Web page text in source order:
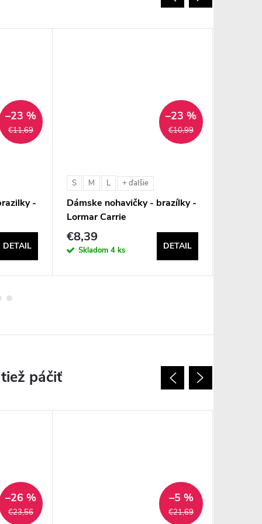
€11,69
–23 %
-
DETAIL
€10,99
–23 %
S M L + ďalšie
Dámske nohavičky - brazílky -
Lormar Carrie
€8,39
Skladom 4 ks DETAIL
€23,56
–26 %
€21,69
–5 %